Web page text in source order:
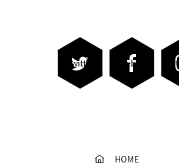
Twitter Facebook
HOME